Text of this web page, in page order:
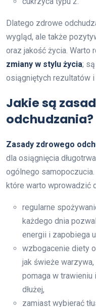
Dlatego zdrowe
wygląd, ale także
oraz jakość życia. Warto
zmiany w stylu życia;
osiągniętych rezultatów
Jakie są
odchudzania?
Zasady zdrowego
dla osiągnięcia
ogólnego
które warto wprowadzić
regularne
każdego dnia
energii i zapobiega
wzbogacenie diety
jak świeże
pomaga w trawieniu
dłużej,
zamiast wybierać